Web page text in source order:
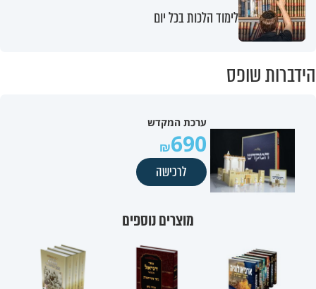
לימוד הלכות בכל יום
הידברות שופס
ערכת המקדש
690
לרכישה
מוצרים נוספים